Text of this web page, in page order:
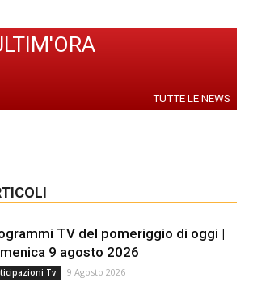
TUTTE LE NEWS
TV del pomeriggio di oggi |
9 agosto 2026
Tv 9 Agosto 2026